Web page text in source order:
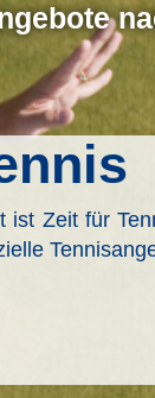
ist Zeit für